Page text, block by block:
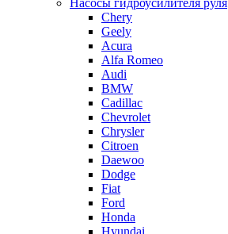
Насосы гидроусилителя руля
Chery
Geely
Acura
Alfa Romeo
Audi
BMW
Cadillac
Chevrolet
Chrysler
Citroen
Daewoo
Dodge
Fiat
Ford
Honda
Hyundai